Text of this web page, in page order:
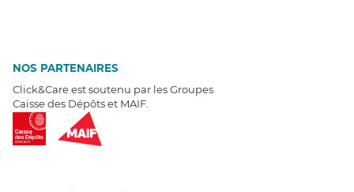
NOS PARTENAIRES
Click&Care est soutenu par les Groupes
Caisse des Dépôts et MAIF.